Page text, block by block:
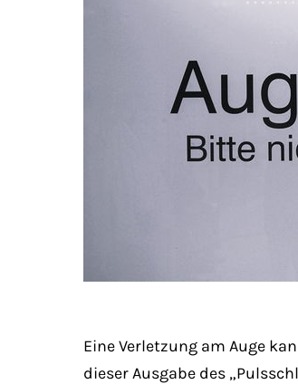
Eine Verletzung am Auge
dieser Ausgabe des